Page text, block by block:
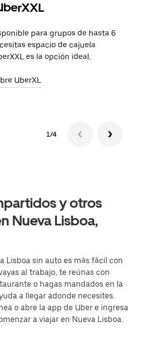
para grupos de hasta 6
espacio de cajuela
es la opción ideal.
UberXL
1/4
y otros
Nueva Lisboa,
Lisboa sin auto es más fácil con
al trabajo, te reúnas con
o hagas mandados en la
a llegar adonde necesites.
o abre la app de Uber e ingresa
a viajar en Nueva Lisboa.